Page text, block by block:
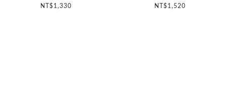
NT$1,330
NT$1,520